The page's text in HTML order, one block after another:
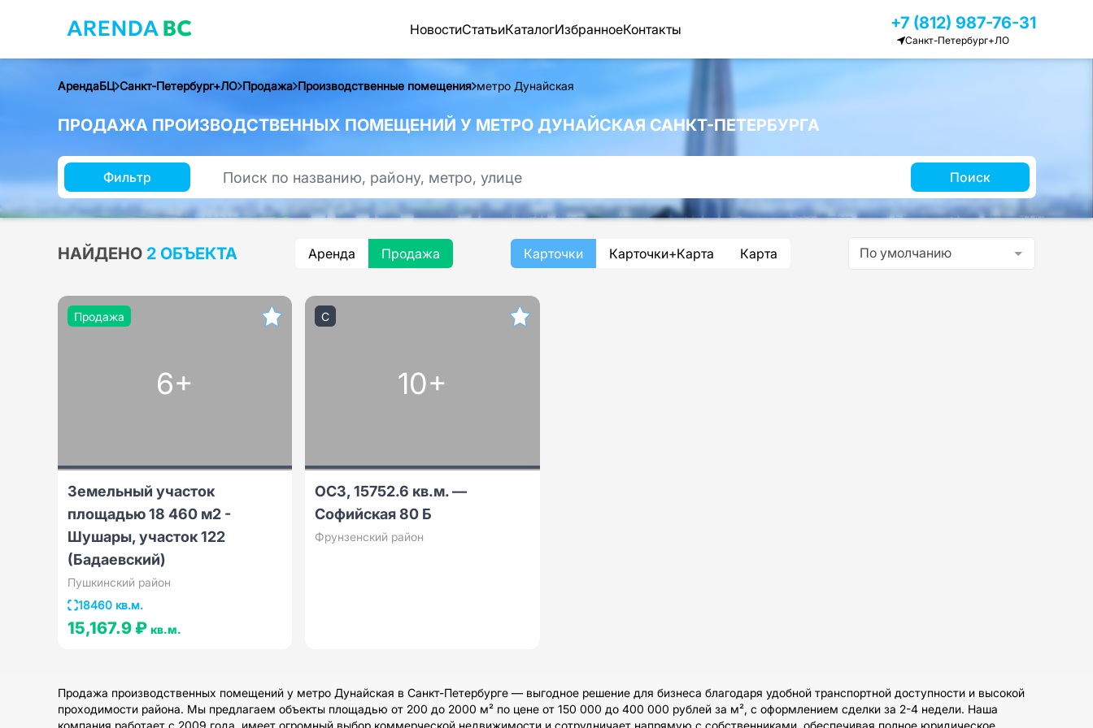
НовостиСтатьиКаталогИзбранноеКонтакты +7 (812) 987-76-31
Санкт-Петербург+ЛО
АрендаБЦ Санкт-Петербург+ЛО Продажа Производственные помещения метро Дунайская
ПРОДАЖА ПРОИЗВОДСТВЕННЫХ ПОМЕЩЕНИЙ У МЕТРО ДУНАЙСКАЯ САНКТ-ПЕТЕРБУРГА
Фильтр Поиск
НАЙДЕНО 2 ОБЪЕКТА Аренда Продажа Карточки Карточки+Карта Карта По умолчанию
Продажа
6+
Земельный участок
площадью 18 460 м2 -
Шушары, участок 122
(Бадаевский)
Пушкинский район
18460 кв.м.
15,167.9 ₽ кв.м.
C
10+
ОСЗ, 15752.6 кв.м. —
Софийская 80 Б
Фрунзенский район
Продажа производственных помещений у метро Дунайская в Санкт-Петербурге — выгодное решение для бизнеса благодаря удобной транспортной доступности и высокой
проходимости района. Мы предлагаем объекты площадью от 200 до 2000 м² по цене от 150 000 до 400 000 рублей за м², с оформлением сделки за 2-4 недели. Наша
компания работает с 2009 года, имеет огромный выбор коммерческой недвижимости и сотрудничает напрямую с собственниками, обеспечивая полное юридическое